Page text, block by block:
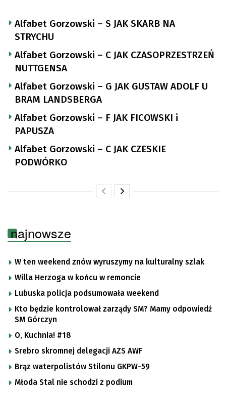
Alfabet Gorzowski – S JAK SKARB NA
STRYCHU
Alfabet Gorzowski – C JAK CZASOPRZESTRZEŃ
NUTTGENSA
Alfabet Gorzowski – G JAK GUSTAW ADOLF U
BRAM LANDSBERGA
Alfabet Gorzowski – F JAK FICOWSKI i
PAPUSZA
Alfabet Gorzowski – C JAK CZESKIE
PODWÓRKO
najnowsze
W ten weekend znów wyruszymy na kulturalny szlak
Willa Herzoga w końcu w remoncie
Lubuska policja podsumowała weekend
Kto będzie kontrolował zarządy SM? Mamy odpowiedź
SM Górczyn
O, Kuchnia! #18
Srebro skromnej delegacji AZS AWF
Brąz waterpolistów Stilonu GKPW-59
Młoda Stal nie schodzi z podium